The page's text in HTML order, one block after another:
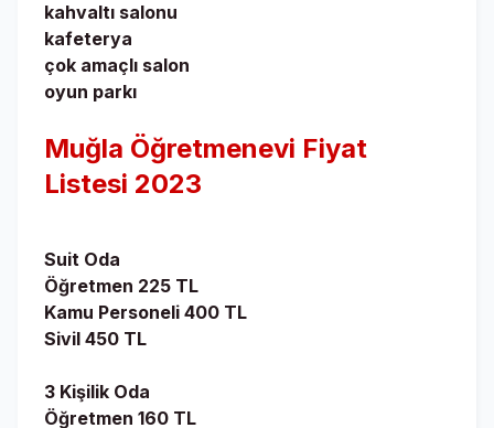
kahvaltı salonu
kafeterya
çok amaçlı salon
oyun parkı
Muğla Öğretmenevi Fiyat
Listesi 2023
Suit Oda
Öğretmen 225 TL
Kamu Personeli 400 TL
Sivil 450 TL
3 Kişilik Oda
Öğretmen 160 TL